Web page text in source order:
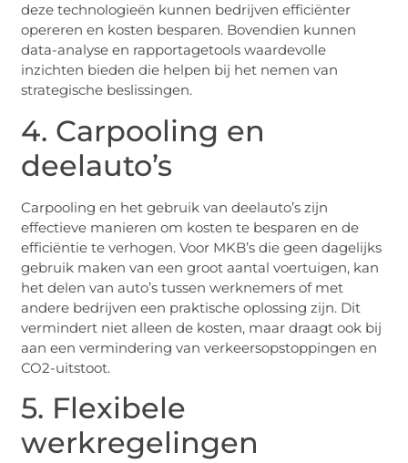
deze technologieën kunnen bedrijven efficiënter
opereren en kosten besparen. Bovendien kunnen
data-analyse en rapportagetools waardevolle
inzichten bieden die helpen bij het nemen van
strategische beslissingen.
4. Carpooling en
deelauto’s
Carpooling en het gebruik van deelauto’s zijn
effectieve manieren om kosten te besparen en de
efficiëntie te verhogen. Voor MKB’s die geen dagelijks
gebruik maken van een groot aantal voertuigen, kan
het delen van auto’s tussen werknemers of met
andere bedrijven een praktische oplossing zijn. Dit
vermindert niet alleen de kosten, maar draagt ook bij
aan een vermindering van verkeersopstoppingen en
CO2-uitstoot.
5. Flexibele
werkregelingen